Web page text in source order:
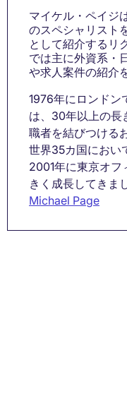
マイケル・ペイジ
のスペシャリスト
として紹介するリ
では主に外資系・
や求人案件の紹介
1976年にロンドン
は、30年以上の長
職者を結びつける
世界35カ国におい
2001年に東京オフ
きく成長してきま
Michael Page